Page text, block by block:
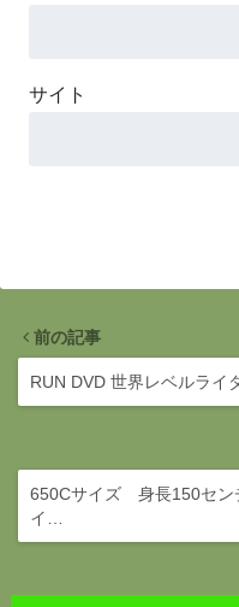
サイト
前の記事
RUN DVD 世界レベルライ
650Cサイズ 身長150セン
イ…